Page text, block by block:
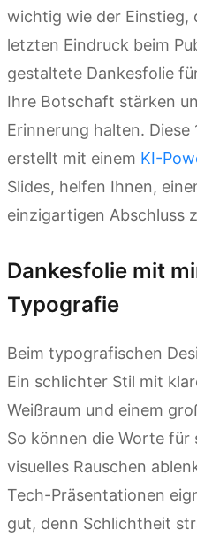
wichtig wie der Einstieg,
letzten Eindruck beim
gestaltete Dankesfolie
Ihre Botschaft stärken
Erinnerung halten. Diese
erstellt mit einem KI-
Slides, helfen Ihnen,
einzigartigen Abschluss
Dankesfolie mit
Typografie
Beim typografischen
Ein schlichter Stil mit
Weißraum und einem
So können die Worte für
visuelles Rauschen
Tech-Präsentationen
gut, denn Schlichtheit